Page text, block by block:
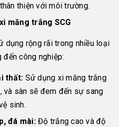
thiện với môi trường.
măng trắng SCG
dụng rộng rãi trong nhiều loại
đến công nghiệp:
thất: Sử dụng xi măng trắng
và sàn sẽ đem đến sự sang
sinh.
đá mài:Độ trắng cao và độ